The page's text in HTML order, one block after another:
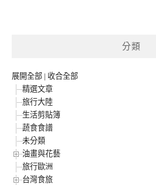
分類
展開全部 | 收合全部
精選文章
旅行大陸
生活剪貼簿
蔬食食譜
未分類
油畫與花藝
旅行歐洲
台灣食旅